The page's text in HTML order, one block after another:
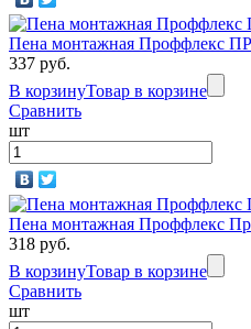
Пена монтажная Проффлекс
337 руб.
В корзинуТовар в корзине
Сравнить
шт
Пена монтажная Проффлекс
318 руб.
В корзинуТовар в корзине
Сравнить
шт